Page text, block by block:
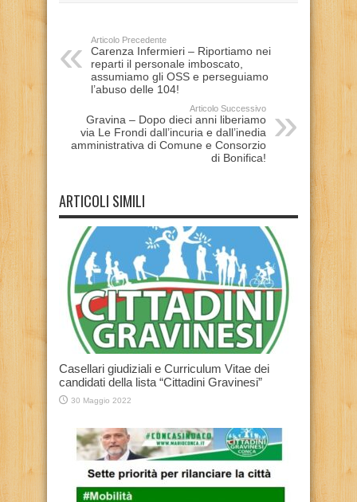
Articolo Precedente
Carenza Infermieri – Riportiamo nei
reparti il personale imboscato,
assumiamo gli OSS e perseguiamo
l’abuso delle 104!
Articolo Successivo
Gravina – Dopo dieci anni liberiamo
via Le Frondi dall’incuria e dall’inedia
amministrativa di Comune e Consorzio
di Bonifica!
ARTICOLI SIMILI
Casellari giudiziali e Curriculum Vitae dei
candidati della lista “Cittadini Gravinesi”
30 Maggio 2022